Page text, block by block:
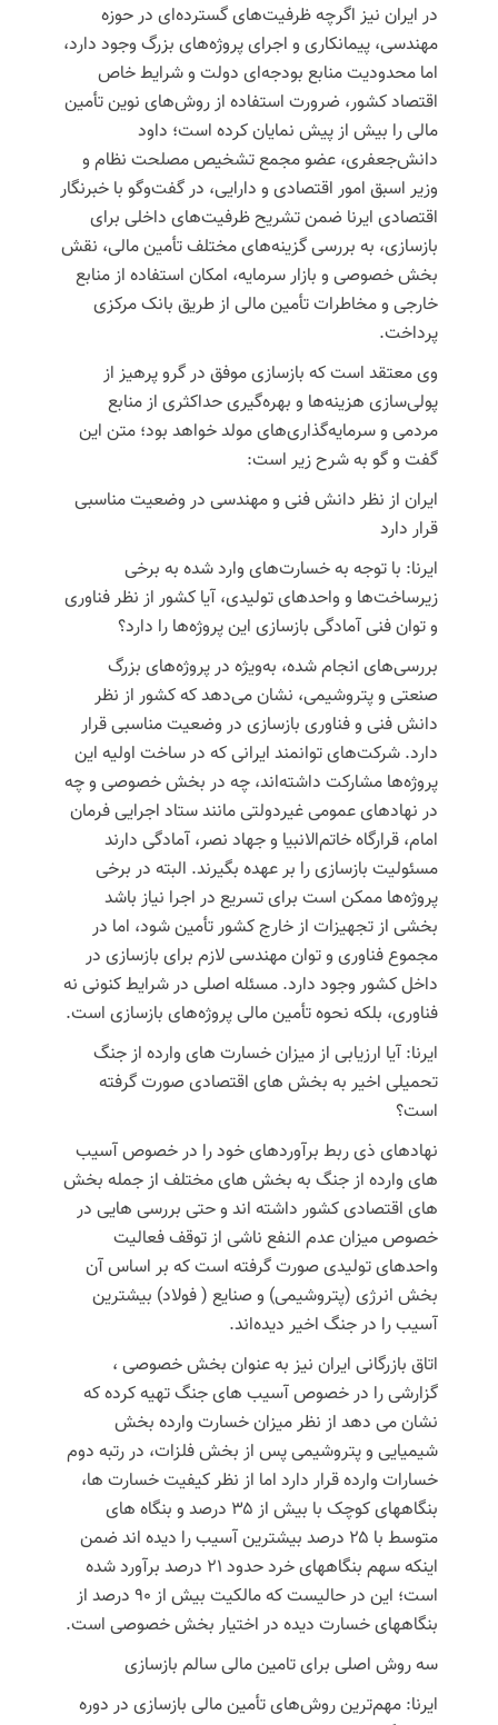
در ایران نیز اگرچه ظرفیت‌های گسترده‌ای در حوزه
مهندسی، پیمانکاری و اجرای پروژه‌های بزرگ وجود دارد،
اما محدودیت منابع بودجه‌ای دولت و شرایط خاص
اقتصاد کشور، ضرورت استفاده از روش‌های نوین تأمین
مالی را بیش از پیش نمایان کرده است؛ داود
دانش‌جعفری، عضو مجمع تشخیص مصلحت نظام و
وزیر اسبق امور اقتصادی و دارایی، در گفت‌وگو با خبرنگار
اقتصادی ایرنا ضمن تشریح ظرفیت‌های داخلی برای
بازسازی، به بررسی گزینه‌های مختلف تأمین مالی، نقش
بخش خصوصی و بازار سرمایه، امکان استفاده از منابع
خارجی و مخاطرات تأمین مالی از طریق بانک مرکزی
پرداخت.
وی معتقد است که بازسازی موفق در گرو پرهیز از
پولی‌سازی هزینه‌ها و بهره‌گیری حداکثری از منابع
مردمی و سرمایه‌گذاری‌های مولد خواهد بود؛ متن این
گفت و گو به شرح زیر است:
ایران از نظر دانش فنی و مهندسی در وضعیت مناسبی
قرار دارد
ایرنا: با توجه به خسارت‌های وارد شده به برخی
زیرساخت‌ها و واحدهای تولیدی، آیا کشور از نظر فناوری
و توان فنی آمادگی بازسازی این پروژه‌ها را دارد؟
بررسی‌های انجام شده، به‌ویژه در پروژه‌های بزرگ
صنعتی و پتروشیمی، نشان می‌دهد که کشور از نظر
دانش فنی و فناوری بازسازی در وضعیت مناسبی قرار
دارد. شرکت‌های توانمند ایرانی که در ساخت اولیه این
پروژه‌ها مشارکت داشته‌اند، چه در بخش خصوصی و چه
در نهادهای عمومی غیردولتی مانند ستاد اجرایی فرمان
امام، قرارگاه خاتم‌الانبیا و جهاد نصر، آمادگی دارند
مسئولیت بازسازی را بر عهده بگیرند. البته در برخی
پروژه‌ها ممکن است برای تسریع در اجرا نیاز باشد
بخشی از تجهیزات از خارج کشور تأمین شود، اما در
مجموع فناوری و توان مهندسی لازم برای بازسازی در
داخل کشور وجود دارد. مسئله اصلی در شرایط کنونی نه
فناوری، بلکه نحوه تأمین مالی پروژه‌های بازسازی است.
ایرنا: آیا ارزیابی از میزان خسارت های وارده از جنگ
تحمیلی اخیر به بخش های اقتصادی صورت گرفته
است؟
نهادهای ذی ربط برآوردهای خود را در خصوص آسیب
های وارده از جنگ به بخش های مختلف از جمله بخش
های اقتصادی کشور داشته اند و حتی بررسی هایی در
خصوص میزان عدم النفع ناشی از توقف فعالیت
واحدهای تولیدی صورت گرفته است که بر اساس آن
بخش انرژی (پتروشیمی) و صنایع ( فولاد) بیشترین
آسیب را در جنگ اخیر دیده‌اند.
اتاق بازرگانی ایران نیز به عنوان بخش خصوصی ،
گزارشی را در خصوص آسیب های جنگ تهیه کرده که
نشان می دهد از نظر میزان خسارت وارده بخش
شیمیایی و پتروشیمی پس از بخش فلزات، در رتبه دوم
خسارات وارده قرار دارد اما از نظر کیفیت خسارت ها،
بنگاههای کوچک با بیش از ۳۵ درصد و بنگاه های
متوسط با ۲۵ درصد بیشترین آسیب را دیده اند ضمن
اینکه سهم بنگاههای خرد حدود ۲۱ درصد برآورد شده
است؛ این در حالیست که مالکیت بیش از ۹۰ درصد از
بنگاههای خسارت دیده در اختیار بخش خصوصی است.
سه روش اصلی برای تامین مالی سالم بازسازی
ایرنا: مهم‌ترین روش‌های تأمین مالی بازسازی در دوره